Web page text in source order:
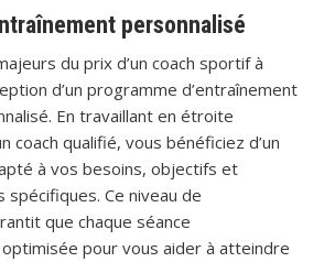
personnalisé
du prix d’un coach sportif à
d’un programme d’entraînement
En travaillant en étroite
coach qualifié, vous bénéficiez d’un
à vos besoins, objectifs et
spécifiques. Ce niveau de
que chaque séance
pour vous aider à atteindre